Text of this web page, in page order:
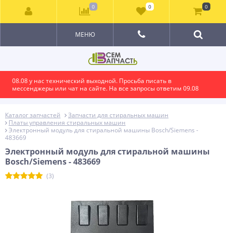
08.08 у нас технический выходной. Просьба писать в
мессенджеры или чат на сайте. На все запросы ответим 09.08
МЕНЮ
Каталог запчастей
Запчасти для стиральных машин
Платы управления стиральных машин
Электронный модуль для стиральной машины Bosch/Siemens -
483669
Электронный модуль для стиральной машины
Bosch/Siemens - 483669
(3)
0 0 0